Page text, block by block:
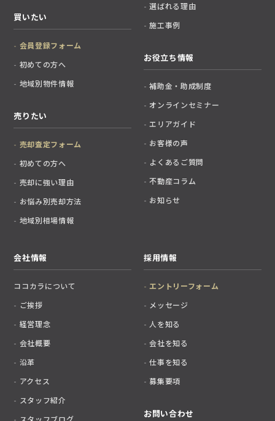
買いたい
会員登録フォーム
初めての方へ
地域別物件情報
売りたい
売却査定フォーム
初めての方へ
売却に強い理由
お悩み別売却方法
地域別相場情報
選ばれる理由
施工事例
お役立ち情報
補助金・助成制度
オンラインセミナー
エリアガイド
お客様の声
よくあるご質問
不動産コラム
お知らせ
会社情報
ココカラについて
ご挨拶
経営理念
会社概要
沿革
アクセス
スタッフ紹介
スタッフブログ
採用情報
エントリーフォーム
メッセージ
人を知る
会社を知る
仕事を知る
募集要項
お問い合わせ